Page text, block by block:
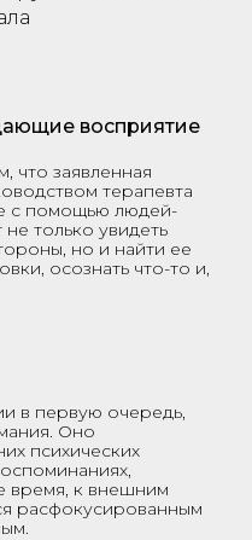
восприятие
что заявленная
терапевта
с помощью людей-
только увидеть
но и найти ее
осознать что-то и,
в первую очередь,
Оно
психических
время, к внешним
расфокусированным